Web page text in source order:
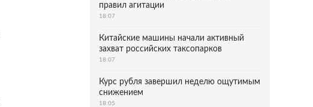
правил агитации
18:07
Китайские машины начали активный
захват российских таксопарков
18:07
Курс рубля завершил неделю ощутимым
снижением
18:05